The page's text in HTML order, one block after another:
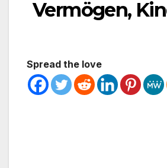
Vermögen,
Spread the love